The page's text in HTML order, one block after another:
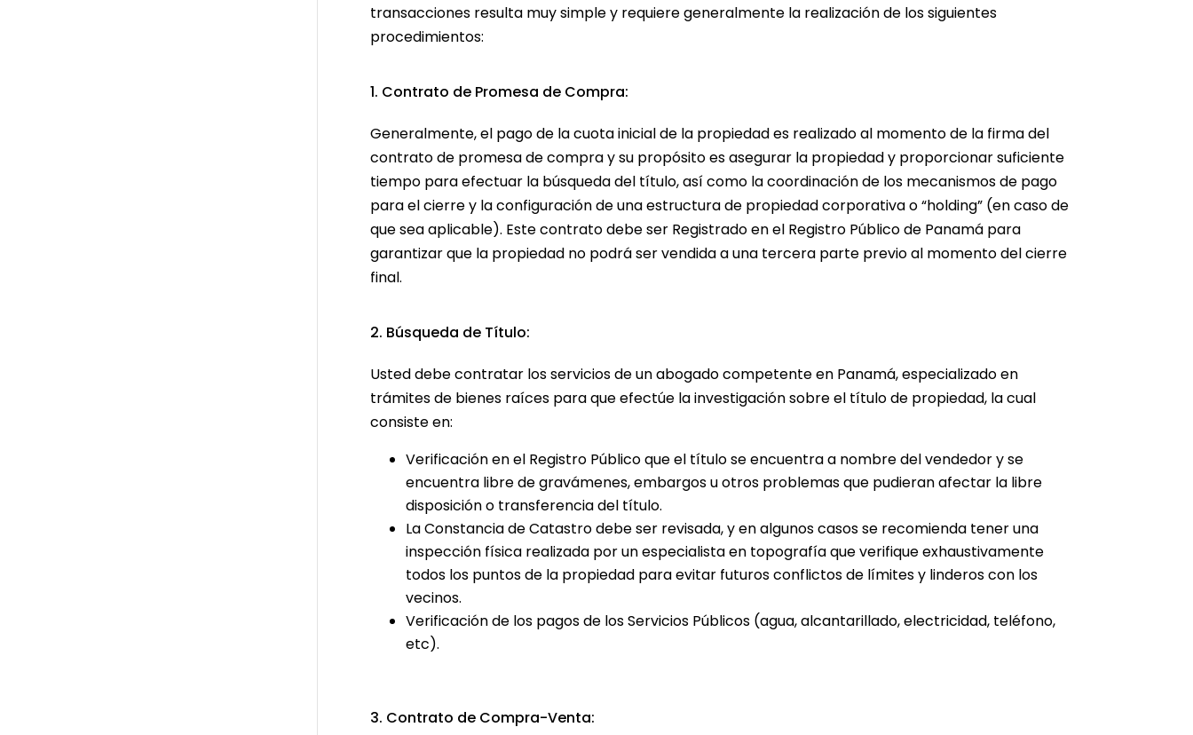
transacciones resulta muy simple y requiere generalmente la realización de los siguientes
procedimientos:
1. Contrato de Promesa de Compra:
Generalmente, el pago de la cuota inicial de la propiedad es realizado al momento de la firma del
contrato de promesa de compra y su propósito es asegurar la propiedad y proporcionar suficiente
tiempo para efectuar la búsqueda del título, así como la coordinación de los mecanismos de pago
para el cierre y la configuración de una estructura de propiedad corporativa o “holding” (en caso de
que sea aplicable). Este contrato debe ser Registrado en el Registro Público de Panamá para
garantizar que la propiedad no podrá ser vendida a una tercera parte previo al momento del cierre
final.
2. Búsqueda de Título:
Usted debe contratar los servicios de un abogado competente en Panamá, especializado en
trámites de bienes raíces para que efectúe la investigación sobre el título de propiedad, la cual
consiste en:
Verificación en el Registro Público que el título se encuentra a nombre del vendedor y se
encuentra libre de gravámenes, embargos u otros problemas que pudieran afectar la libre
disposición o transferencia del título.
La Constancia de Catastro debe ser revisada, y en algunos casos se recomienda tener una
inspección física realizada por un especialista en topografía que verifique exhaustivamente
todos los puntos de la propiedad para evitar futuros conflictos de límites y linderos con los
vecinos.
Verificación de los pagos de los Servicios Públicos (agua, alcantarillado, electricidad, teléfono,
etc).
3. Contrato de Compra-Venta: